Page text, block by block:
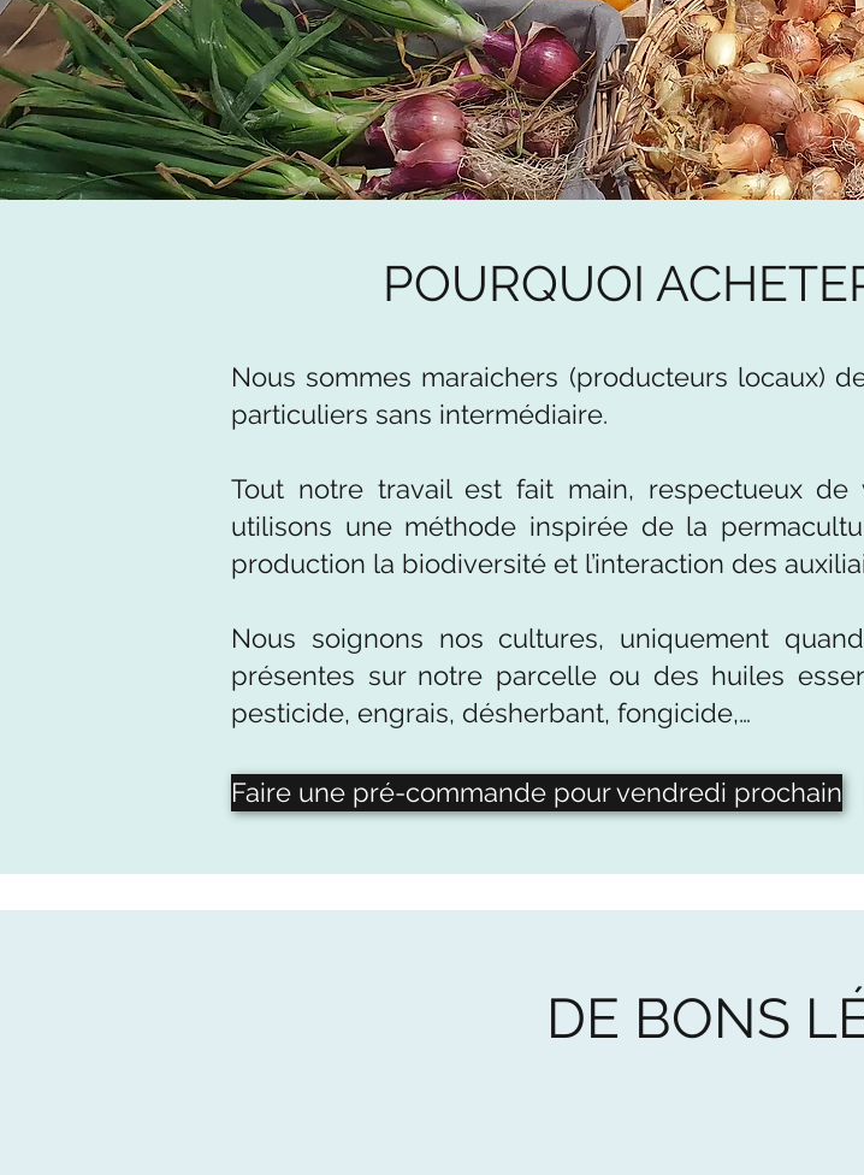
POURQUOI
Nous sommes maraichers (producteurs locaux)
particuliers sans intermédiaire.
Tout notre travail est fait main, respectueux de
utilisons une méthode inspirée de la
production la biodiversité et l’interaction des
Nous soignons nos cultures, uniquement
présentes sur notre parcelle ou des huiles
pesticide, engrais, désherbant, fongicide,…
Faire une pré-commande pour vendredi prochain
DE BONS